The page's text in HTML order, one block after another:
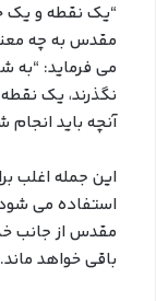
“یک نقطه و یک
می فرماید:
نگذرند، یک
آنچه باید
این جمله اغلب
استفاده می
مقدس از جانب
باقی خواهد ماند.